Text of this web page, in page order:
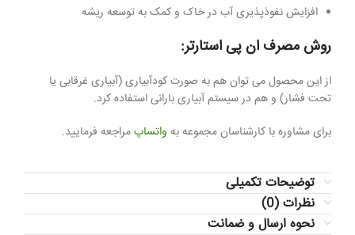
افزایش نفوذپذیری آب در خاک و کمک به توسعه ریشه
روش مصرف ان پی استارتر:
از این محصول می توان هم به صورت کودآبیاری (آبیاری غرقابی یا
تحت فشار) و هم در سیستم آبیاری بارانی استفاده کرد.
برای مشاوره با کارشناسان مجموعه به واتساپمراجعه فرمایید.
توضیحات تکمیلی
نظرات (0)
نحوه ارسال و ضمانت